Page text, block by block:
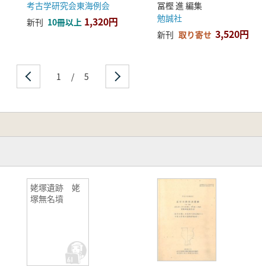
考古学研究会東海例会
新刊 10冊以上 1,320円
開
冨樫 進 編集
勉誠社
新刊 取り寄せ 3,520円
1 / 5
姥塚遺跡 姥
塚無名墳